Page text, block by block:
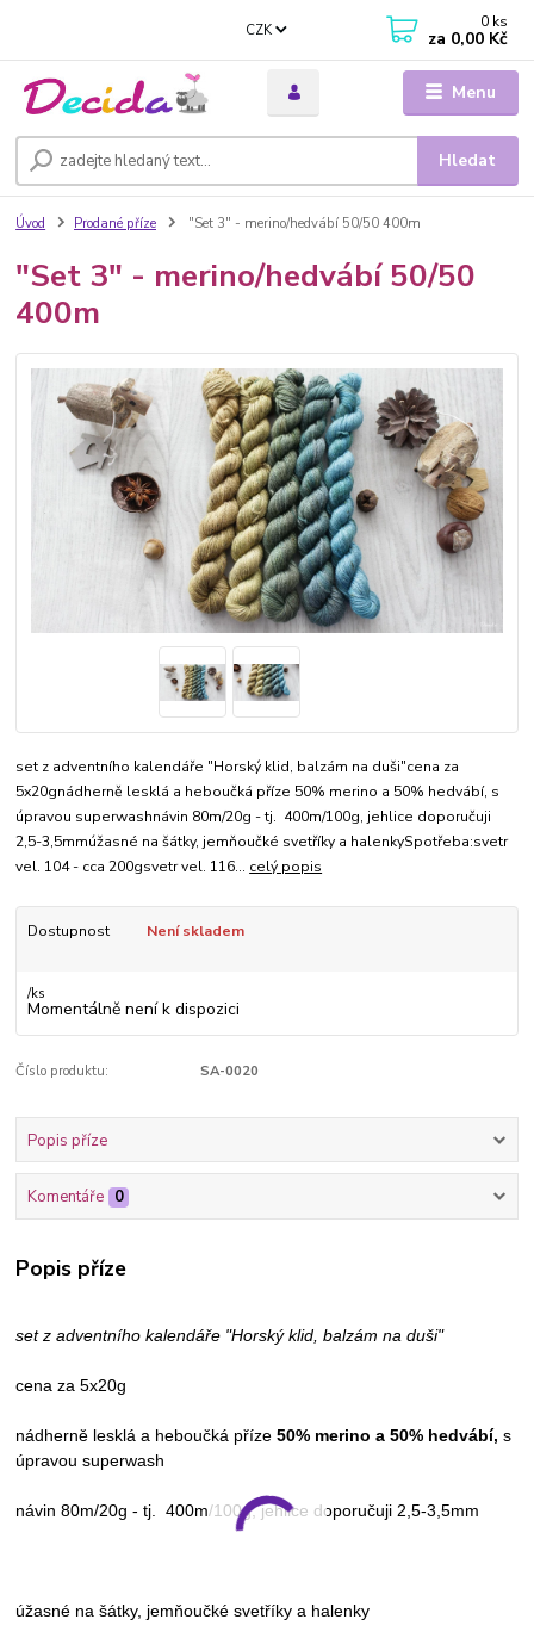
Menu
CZK
Hledat
0 ks
za 0,00 Kč
Úvod Prodané příze "Set 3" - merino/hedvábí 50/50 400m
"Set 3" - merino/hedvábí 50/50
400m
set z adventního kalendáře "Horský klid, balzám na duši"cena za
5x20gnádherně lesklá a heboučká příze 50% merino a 50% hedvábí, s
úpravou superwashnávin 80m/20g - tj. 400m/100g, jehlice doporučuji
2,5-3,5mmúžasné na šátky, jemňoučké svetříky a halenkySpotřeba:svetr
vel. 104 - cca 200gsvetr vel. 116... celý popis
Dostupnost Není skladem
/ks
Momentálně není k dispozici
Číslo produktu: SA-0020
Popis příze
Komentáře 0
Popis příze
set z adventního kalendáře "Horský klid, balzám na duši"
cena za 5x20g
nádherně lesklá a heboučká příze50% merino a 50% hedvábí, s
úpravou superwash
návin 80m/20g - tj. 400m/100g, jehlice doporučuji 2,5-3,5mm
úžasné na šátky, jemňoučké svetříky a halenky